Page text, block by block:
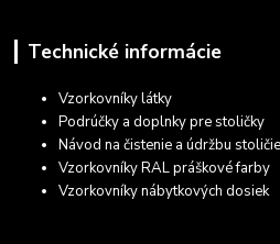
Technické informácie
Vzorkovníky látky
Podrúčky a doplnky pre stoličky
Návod na čistenie a údržbu
Vzorkovníky RAL práškové farby
Vzorkovníky nábytkových dosiek